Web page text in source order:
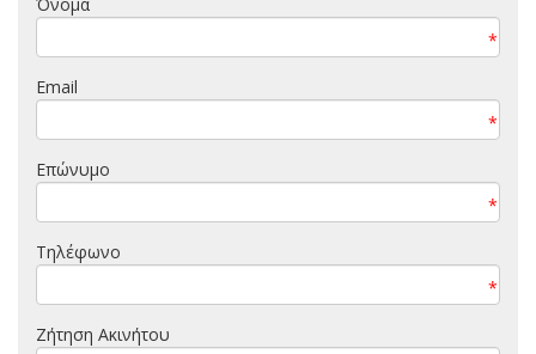
*
Email
*
Επώνυμο
*
Τηλέφωνο
*
Ζήτηση Ακινήτου